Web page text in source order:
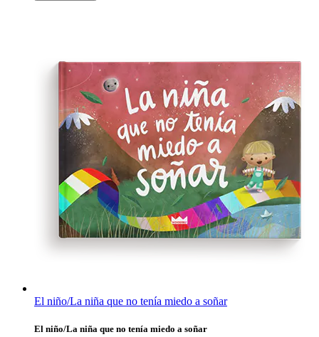
El niño/La niña que no tenía miedo a soñar
El niño/La niña que no tenía miedo a soñar